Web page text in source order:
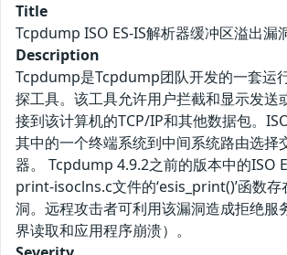
Title
Tcpdump ISO ES-IS解析器缓冲区溢出漏
Description
Tcpdump是Tcpdump团队开发的一套运
探工具。该工具允许用户拦截和显示发送
接到该计算机的TCP/IP和其他数据包。
其中的一个终端系统到中间系统路由选择
器。 Tcpdump 4.9.2之前的版本中的ISO
print-isoclns.c文件的‘esis_print()’函数
洞。远程攻击者可利用该漏洞造成拒绝服
界读取和应用程序崩溃）。